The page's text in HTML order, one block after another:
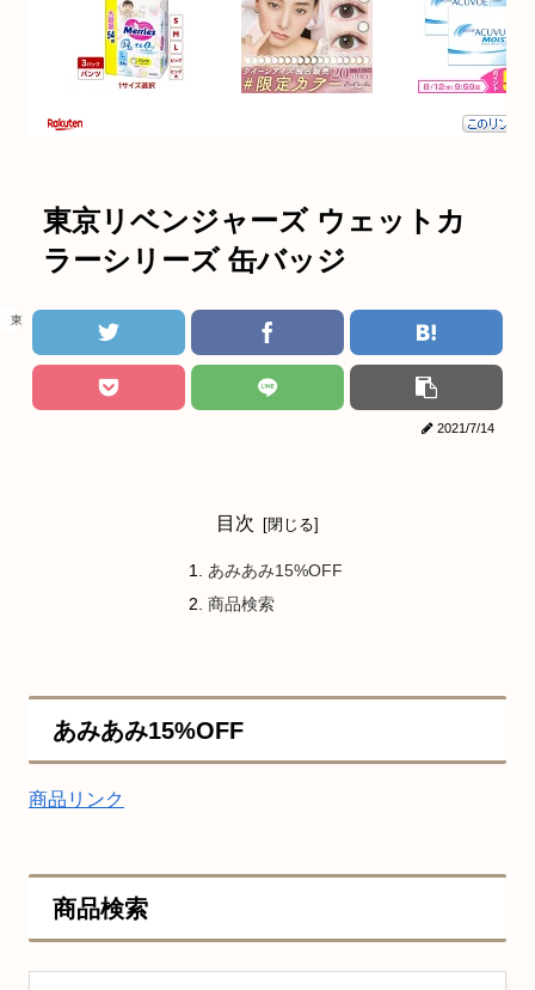
東京リベンジャーズ ウェットカ
ラーシリーズ 缶バッジ
東京リベンジャーズ
2021/7/14
目次
あみあみ15%OFF
商品検索
あみあみ15%OFF
商品リンク
商品検索